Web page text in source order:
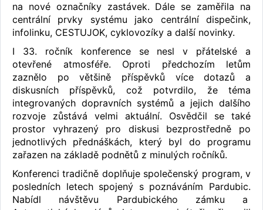
na nové označníky zastávek. Dále se zaměřila na
centrální prvky systému jako centrální dispečink,
infolinku, CESTUJOK, cyklovozíky a další novinky.
I 33. ročník konference se nesl v přátelské a
otevřené atmosféře. Oproti předchozím letům
zaznělo po většině příspěvků více dotazů a
diskusních příspěvků, což potvrdilo, že téma
integrovaných dopravních systémů a jejich dalšího
rozvoje zůstává velmi aktuální. Osvědčil se také
prostor vyhrazený pro diskusi bezprostředně po
jednotlivých přednáškách, který byl do programu
zařazen na základě podnětů z minulých ročníků.
Konferenci tradičně doplňuje společenský program, v
posledních letech spojený s poznáváním Pardubic.
Nabídl návštěvu Pardubického zámku a